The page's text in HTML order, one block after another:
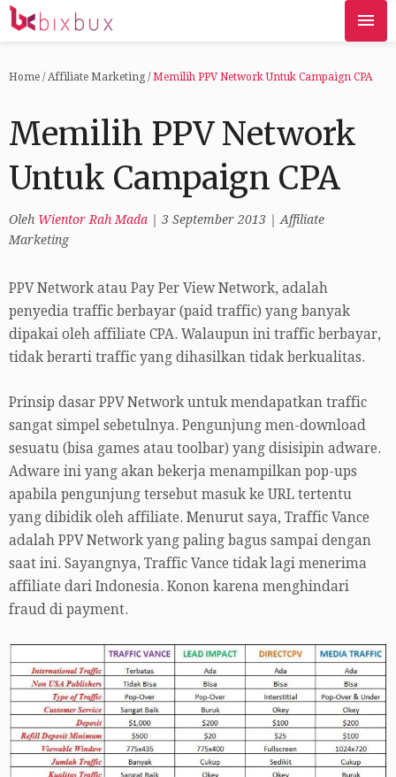
Home / Affiliate Marketing/ Memilih PPV Network Untuk Campaign CPA
Memilih PPV Network
Untuk Campaign CPA
Oleh Wientor Rah Mada 3 September 2013
Affiliate
Marketing
PPV Network atau Pay Per View Network, adalah
penyedia traffic berbayar (paid traffic) yang banyak
dipakai oleh affiliate CPA. Walaupun ini traffic berbayar,
tidak berarti traffic yang dihasilkan tidak berkualitas.
Prinsip dasar PPV Network untuk mendapatkan traffic
sangat simpel sebetulnya. Pengunjung men-download
sesuatu (bisa games atau toolbar) yang disisipin adware.
Adware ini yang akan bekerja menampilkan pop-ups
apabila pengunjung tersebut masuk ke URL tertentu
yang dibidik oleh affiliate. Menurut saya, Traffic Vance
adalah PPV Network yang paling bagus sampai dengan
saat ini. Sayangnya, Traffic Vance tidak lagi menerima
affiliate dari Indonesia. Konon karena menghindari
fraud di payment.